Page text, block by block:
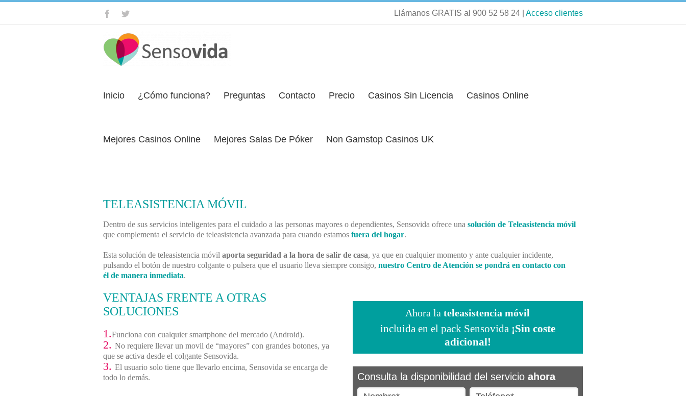
Llámanos GRATIS al 900 52 58 24 | Acceso clientes
Inicio ¿Cómo funciona? Preguntas Contacto Precio Casinos Sin Licencia Casinos Online
Mejores Casinos Online Mejores Salas De Póker Non Gamstop Casinos UK
TELEASISTENCIA MÓVIL
Dentro de sus servicios inteligentes para el cuidado a las personas mayores o dependientes, Sensovida ofrece una solución de Teleasistencia móvil
que complementa el servicio de teleasistencia avanzada para cuando estamos fuera del hogar.
Esta solución de teleasistencia móvil aporta seguridad a la hora de salir de casa, ya que en cualquier momento y ante cualquier incidente,
pulsando el botón de nuestro colgante o pulsera que el usuario lleva siempre consigo, nuestro Centro de Atención se pondrá en contacto con
él de manera inmediata.
VENTAJAS FRENTE A OTRAS
SOLUCIONES
1.Funciona con cualquier smartphone del mercado (Android).
2. No requiere llevar un movil de “mayores” con grandes botones, ya
que se activa desde el colgante Sensovida.
3. El usuario solo tiene que llevarlo encima, Sensovida se encarga de
todo lo demás.
Ahora lateleasistencia móvil
incluida en el pack Sensovida ¡Sin coste
adicional!
Consulta la disponibilidad del servicio ahora